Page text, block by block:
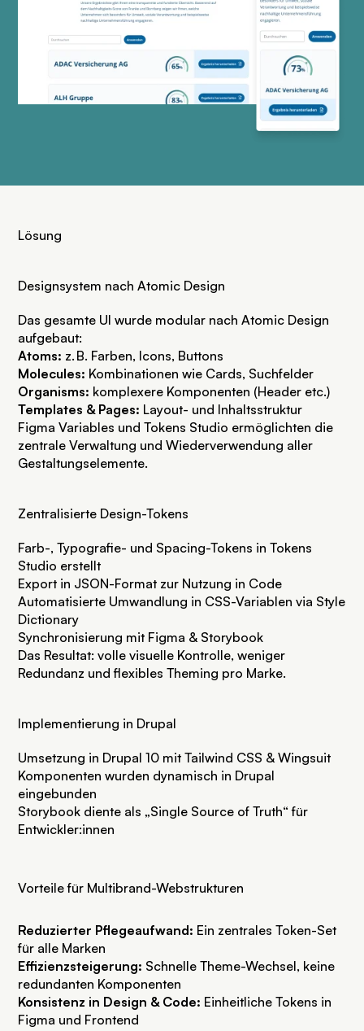
Lösung
Designsystem nach Atomic Design
Das gesamte UI wurde modular nach Atomic Design
aufgebaut:
Atoms: z. B. Farben, Icons, Buttons
Molecules: Kombinationen wie Cards, Suchfelder
Organisms: komplexere Komponenten (Header etc.)
Templates & Pages: Layout- und Inhaltsstruktur
Figma Variables und Tokens Studio ermöglichten die
zentrale Verwaltung und Wiederverwendung aller
Gestaltungselemente.
Zentralisierte Design-Tokens
Farb-, Typografie- und Spacing-Tokens in Tokens
Studio erstellt
Export in JSON-Format zur Nutzung in Code
Automatisierte Umwandlung in CSS-Variablen via Style
Dictionary
Synchronisierung mit Figma & Storybook
Das Resultat: volle visuelle Kontrolle, weniger
Redundanz und flexibles Theming pro Marke.
Implementierung in Drupal
Umsetzung in Drupal 10 mit Tailwind CSS & Wingsuit
Komponenten wurden dynamisch in Drupal
eingebunden
Storybook diente als „Single Source of Truth“ für
Entwickler:innen
Vorteile für Multibrand-Webstrukturen
Reduzierter Pflegeaufwand: Ein zentrales Token-Set
für alle Marken
Effizienzsteigerung: Schnelle Theme-Wechsel, keine
redundanten Komponenten
Konsistenz in Design & Code: Einheitliche Tokens in
Figma und Frontend